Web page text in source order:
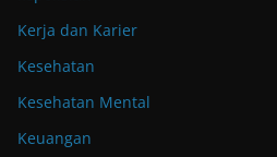
Kerja dan Karier
Kesehatan
Kesehatan Mental
Keuangan